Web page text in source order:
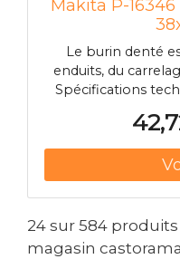
Makita P-
Le burin denté
enduits, du
Spécifications
24 sur 584
magasin